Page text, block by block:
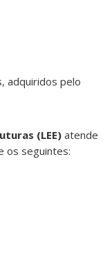
adquiridos pelo
(LEE) atende
os seguintes: